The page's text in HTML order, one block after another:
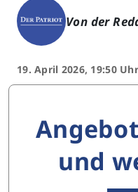
Von der
19. April 2026, 19:50 Uhr
und